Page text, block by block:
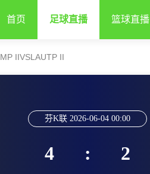
首页 足球直播 篮球直播
MP IIVSLAUTP II
芬K联 2026-06-04 00:00
4 : 2